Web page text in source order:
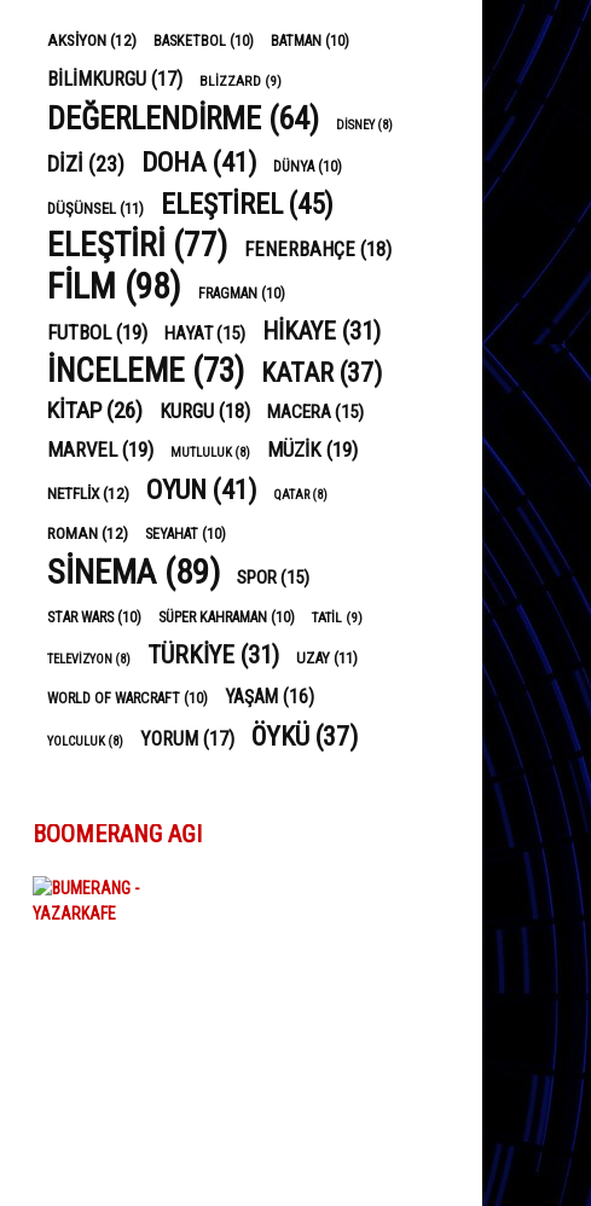
AKSIYON(12) BASKETBOL (10) BATMAN (10)
BILIMKURGU (17) BLIZZARD (9)
DEĞERLENDIRME (64) DISNEY(8)
DIZI (23) DOHA (41) DÜNYA(10)
DÜŞÜNSEL(11) ELEŞTIREL(45)
ELEŞTIRI (77) FENERBAHÇE (18)
FILM (98) FRAGMAN (10)
FUTBOL(19) HAYAT(15) HIKAYE (31)
INCELEME (73) KATAR(37)
KITAP(26) KURGU (18) MACERA(15)
MARVEL(19) MUTLULUK(8) MÜZIK(19)
NETFLIX(12) OYUN (41) QATAR(8)
ROMAN(12) SEYAHAT (10)
SINEMA(89) SPOR(15)
STAR WARS(10) SÜPER KAHRAMAN (10) TATIL (9)
TELEVIZYON (8) TÜRKIYE (31) UZAY (11)
WORLD OF WARCRAFT (10) YAŞAM (16)
YOLCULUK(8) YORUM (17) ÖYKÜ (37)
BOOMERANG AĞI